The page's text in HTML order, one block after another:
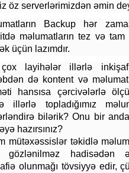
öz serverlərimizdən əmin
Backup hər
məlumatların tez və tam
üçün lazımdır.
layihələr illərlə
də kontent və məlumat
hansısa çərcivələrlə
illərlə topladığımız
bilərik? Onu bir
hazırsınız?
mütəxəssislər təkidlə
gözlənilməz hadisədən
olunmağı tövsiyyə edir,